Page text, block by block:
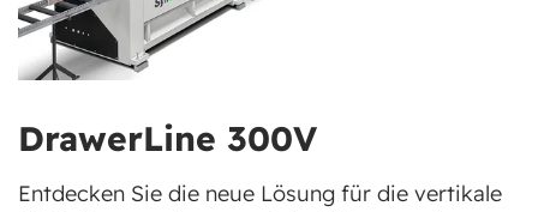
DrawerLine 300V
Entdecken Sie die neue Lösung für die vertikale